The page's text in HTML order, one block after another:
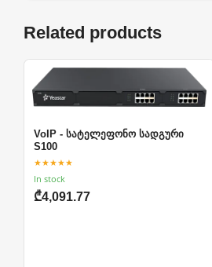
Related products
VoIP - სატელეფონო სადგური
S100
★★★★★
In stock
₾4,091.77